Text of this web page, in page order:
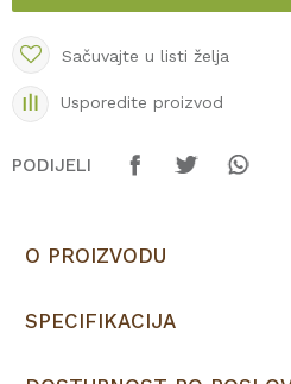
Sačuvajte u listi želja
Usporedite proizvod
PODIJELI
O PROIZVODU
SPECIFIKACIJA